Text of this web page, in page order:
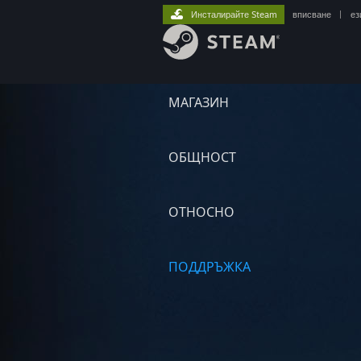
МАГАЗИН
ОБЩНОСТ
ОТНОСНО
ПОДДРЪЖКА
Инсталирайте Steam вписване